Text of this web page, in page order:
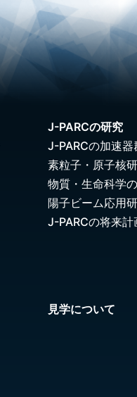
J-PARCの研究
J-PARCの加速器
素粒子・原子核
物質・生命科学
陽子ビーム応用
J-PARCの将来計
見学について